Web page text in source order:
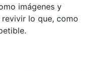
imágenes y
lo que, como